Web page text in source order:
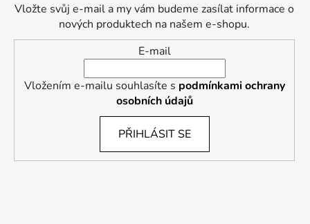
Vložte svůj e-mail a my vám budeme zasílat informace o
nových produktech na našem e-shopu.
E-mail
Vložením e-mailu souhlasíte s podmínkami ochrany
osobních údajů
PŘIHLÁSIT SE